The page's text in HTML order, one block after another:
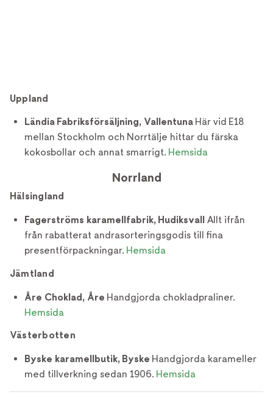
Uppland
Ländia Fabriksförsäljning, Vallentuna Här vid E18
mellan Stockholm och Norrtälje hittar du färska
kokosbollar och annat smarrigt. Hemsida
Norrland
Hälsingland
Fagerströms karamellfabrik, Hudiksvall Allt ifrån
från rabatterat andrasorteringsgodis till fina
presentförpackningar. Hemsida
Jämtland
Åre Choklad, Åre Handgjorda chokladpraliner.
Hemsida
Västerbotten
Byske karamellbutik, Byske Handgjorda karameller
med tillverkning sedan 1906. Hemsida